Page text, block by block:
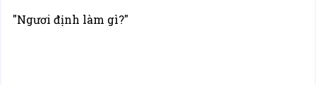
"Ngươi định làm gì?"